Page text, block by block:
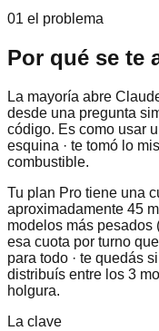
01 el problema
Por qué se te
La mayoría abre
desde una pregunta
código. Es como usar
esquina · te tomó lo
combustible.
Tu plan Pro tiene una
aproximadamente 45
modelos más pesados
esa cuota por turno
para todo · te quedás
distribuís entre los 3
holgura.
La clave